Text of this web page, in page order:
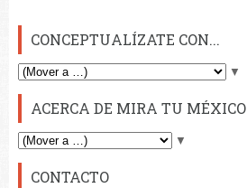
CONCEPTUALÍZATE CON...
▼
ACERCA DE MIRA TU MÉXICO
▼
CONTACTO